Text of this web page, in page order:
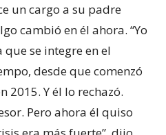
un cargo a su padre
cambió en él ahora. “Yo
se integre en el
desde que comenzó
2015. Y él lo rechazó.
Pero ahora él quiso